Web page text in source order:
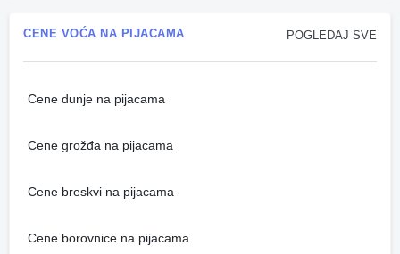
POGLEDAJ SVE
CENE VOĆA NA PIJACAMA
Cene dunje na pijacama
Cene grožđa na pijacama
Cene breskvi na pijacama
Cene borovnice na pijacama